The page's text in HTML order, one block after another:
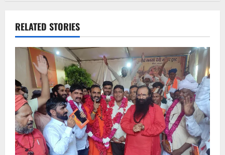
RELATED STORIES